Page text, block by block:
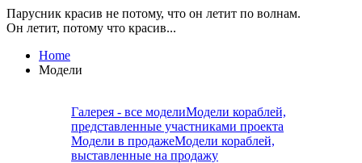
Парусник красив не потому, что он летит по волнам.
Он летит, потому что красив...
Home
Модели
Галерея - все моделиМодели кораблей,
представленные участниками проекта
Модели в продажеМодели кораблей,
выставленные на продажу